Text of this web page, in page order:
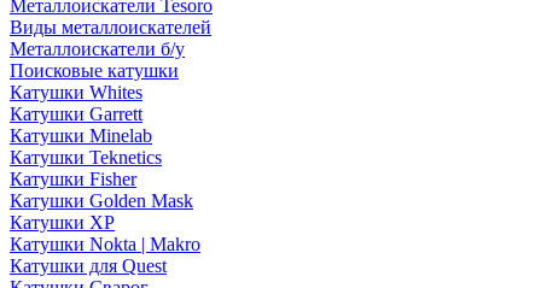
Металлоискатели Tesoro
Виды металлоискателей
Металлоискатели б/у
Поисковые катушки
Катушки Whites
Катушки Garrett
Катушки Minelab
Катушки Teknetics
Катушки Fisher
Катушки Golden Mask
Катушки XP
Катушки Nokta | Makro
Катушки для Quest